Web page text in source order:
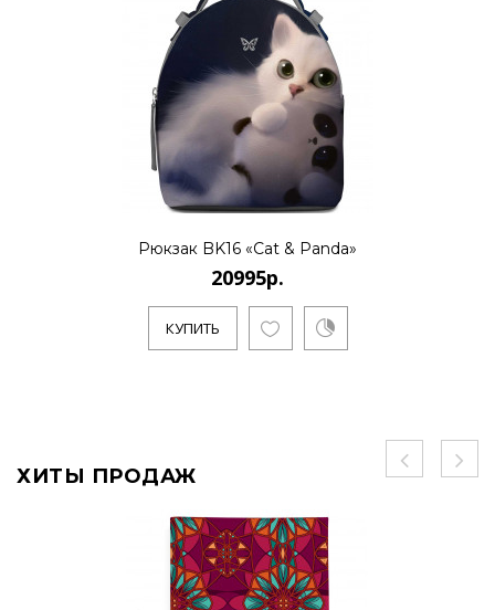
Рюкзак BK16 «Cat & Panda»
20995р.
КУПИТЬ
ХИТЫ ПРОДАЖ